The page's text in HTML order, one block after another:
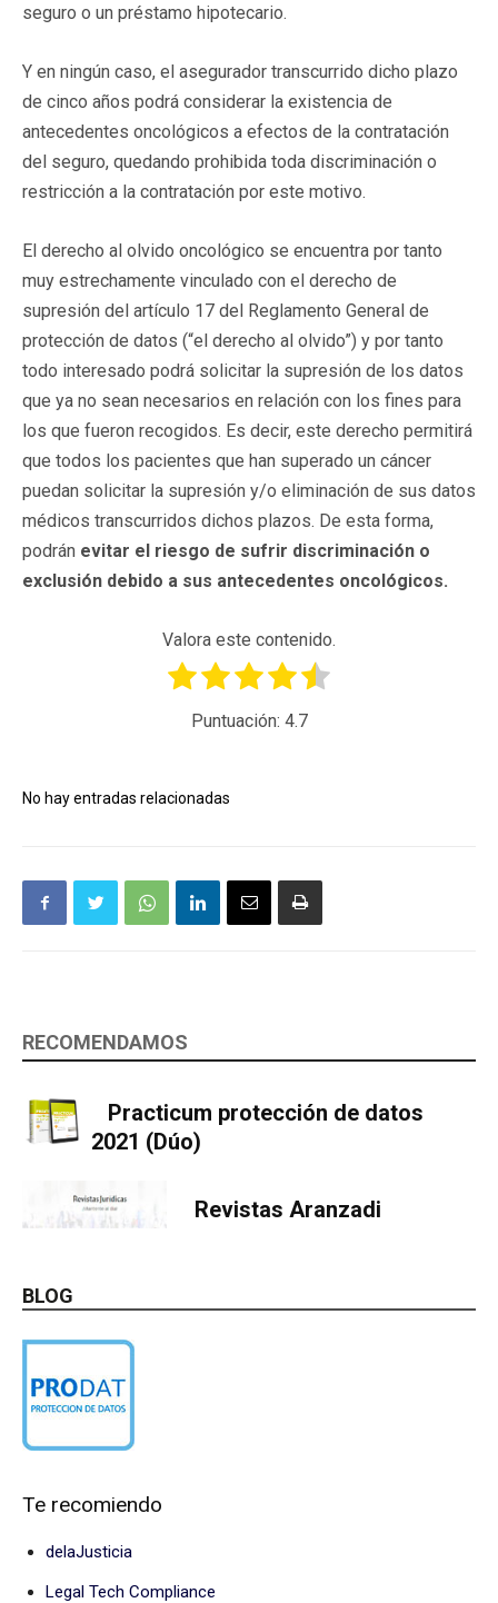
seguro o un préstamo hipotecario.
Y en ningún caso, el asegurador transcurrido dicho plazo
de cinco años podrá considerar la existencia de
antecedentes oncológicos a efectos de la contratación
del seguro, quedando prohibida toda discriminación o
restricción a la contratación por este motivo.
El derecho al olvido oncológico se encuentra por tanto
muy estrechamente vinculado con el derecho de
supresión del artículo 17 del Reglamento General de
protección de datos (“el derecho al olvido”) y por tanto
todo interesado podrá solicitar la supresión de los datos
que ya no sean necesarios en relación con los fines para
los que fueron recogidos. Es decir, este derecho permitirá
que todos los pacientes que han superado un cáncer
puedan solicitar la supresión y/o eliminación de sus datos
médicos transcurridos dichos plazos. De esta forma,
podrán evitar el riesgo de sufrir discriminación o
exclusión debido a sus antecedentes oncológicos.
Valora este contenido.
Puntuación: 4.7
No hay entradas relacionadas
RECOMENDAMOS
Practicum protección de datos
2021 (Dúo)
Revistas Aranzadi
BLOG
Te recomiendo
delaJusticia
Legal Tech Compliance